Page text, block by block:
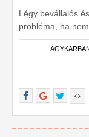
Légy bevállalós
probléma, ha
le még egyszer